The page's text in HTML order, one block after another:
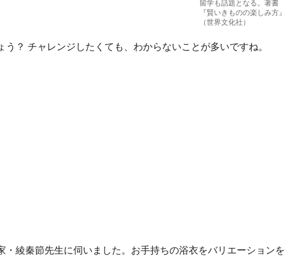
留学も話題となる。著書
『賢いきものの楽しみ方』
（世界文化社）
？ チャレンジしたくても、わからないことが多いですね。
・綾秦節先生に伺いました。お手持ちの浴衣をバリエーションを